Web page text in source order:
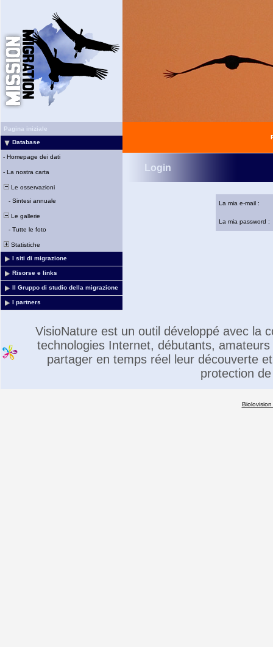
Pagina iniziale
Database
- Homepage dei dati
- La nostra carta
Le osservazioni
- Sintesi annuale
Le gallerie
- Tutte le foto
Statistiche
I siti di migrazione
Risorse e links
Il Gruppo di studio della migrazione
I partners
Login
La mia e-mail :
La mia password :
VisioNature est un outil développé avec la
technologies Internet, débutants,
partager en temps réel leur découverte
protection
Biolovision